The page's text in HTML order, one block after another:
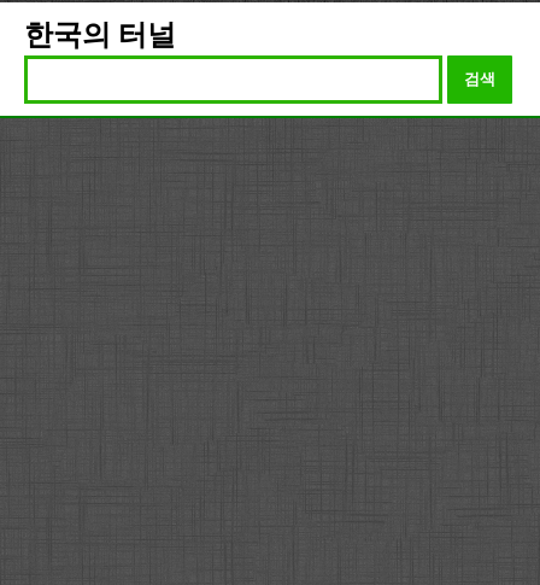
한국의 터널
검색